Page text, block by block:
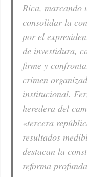
Rica,
consolidar la
por el
de investidura,
firme y
crimen
institucional.
heredera del
«tercera
resultados
destacan la
reforma